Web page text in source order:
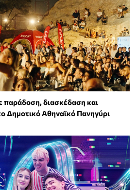
παράδοση, διασκέδαση και
Δημοτικό Αθηναϊκό Πανηγύρι